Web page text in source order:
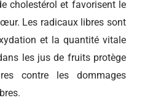
cholestérol et favorisent le
Les radicaux libres sont
et la quantité vitale
les jus de fruits protège
contre les dommages